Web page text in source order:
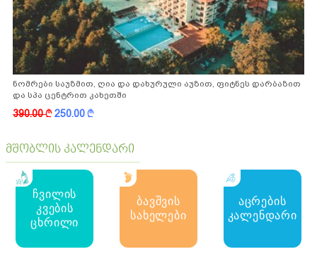
ნომრები საუზმით, ღია და დახურული აუზით, ფიტნეს დარბაზით
და სპა ცენტრით კახეთში
390.00k250.00k
მშობლის კალენდარი
ჩვილის
კვების
ცხრილი
ბავშვის
სახელები
აცრების
კალენდარი